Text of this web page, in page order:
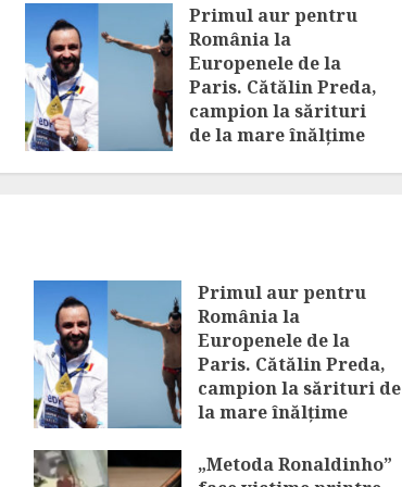
Primul aur pentru
România la
Europenele de la
Paris. Cătălin Preda,
campion la sărituri
de la mare înălțime
Primul aur pentru
România la
Europenele de la
Paris. Cătălin Preda,
campion la sărituri de
la mare înălțime
„Metoda Ronaldinho”